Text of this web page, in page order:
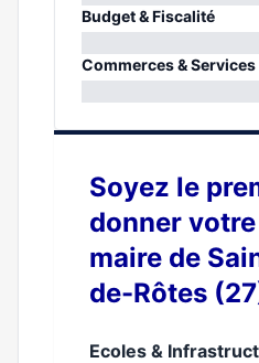
0%
Budget & Fiscalité
0%
Commerces & Services
Soyez le
donner
maire de
de-Rôtes
Ecoles &